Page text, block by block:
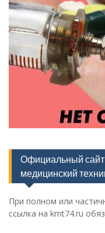
Официальный
медицинский
При полном или
ссылка на kmt74.ru